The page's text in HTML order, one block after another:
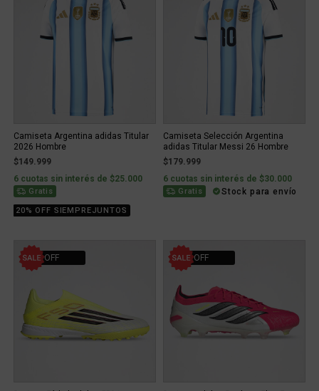
Camiseta Argentina adidas Titular
2026 Hombre
$149.999
6 cuotas sin interés de $25.000
Gratis
20% OFF SIEMPREJUNTOS
Camiseta Selección Argentina
adidas Titular Messi 26 Hombre
$179.999
6 cuotas sin interés de $30.000
Gratis Stock para envío
30% OFF 30% OFF